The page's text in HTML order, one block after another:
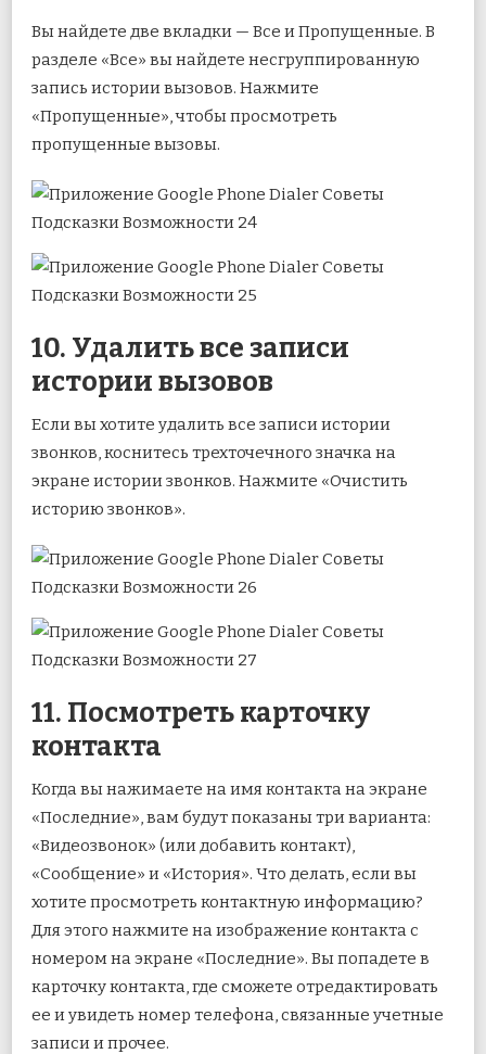
Вы найдете две вкладки — Все и Пропущенные. В
разделе «Все» вы найдете несгруппированную
запись истории вызовов. Нажмите
«Пропущенные», чтобы просмотреть
пропущенные вызовы.
10. Удалить все записи
истории вызовов
Если вы хотите удалить все записи истории
звонков, коснитесь трехточечного значка на
экране истории звонков. Нажмите «Очистить
историю звонков».
11. Посмотреть карточку
контакта
Когда вы нажимаете на имя контакта на экране
«Последние», вам будут показаны три варианта:
«Видеозвонок» (или добавить контакт),
«Сообщение» и «История». Что делать, если вы
хотите просмотреть контактную информацию?
Для этого нажмите на изображение контакта с
номером на экране «Последние». Вы попадете в
карточку контакта, где сможете отредактировать
ее и увидеть номер телефона, связанные учетные
записи и прочее.